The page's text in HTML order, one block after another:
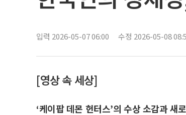
입력 2026-05-07 06:00 수정 2026-05-08
[영상 속 세상]
‘케이팝 데몬 헌터스’의 수상 소감과